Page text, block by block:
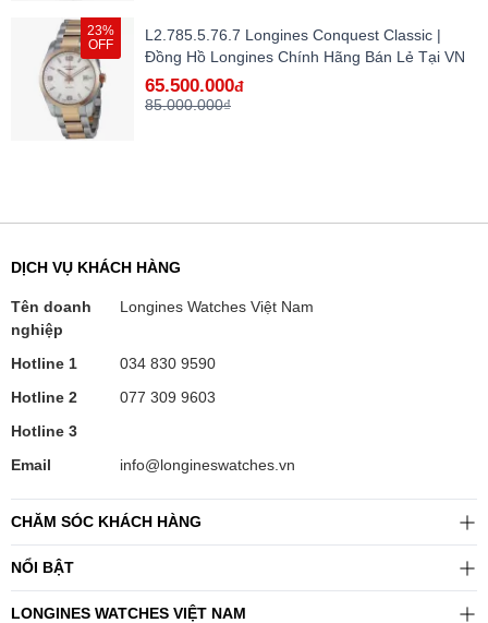
23%
OFF
L2.785.5.76.7 Longines Conquest Classic |
Đồng Hồ Longines Chính Hãng Bán Lẻ Tại VN
65.500.000đ
85.000.000₫
LONGINES WATCHES VIỆT NAM
NỔI BẬT
CHĂM SÓC KHÁCH HÀNG
DỊCH VỤ KHÁCH HÀNG
Tên doanh
nghiệp
Longines Watches Việt Nam
Hotline 1
034 830 9590
Hotline 2
077 309 9603
Hotline 3
Email
info@longineswatches.vn